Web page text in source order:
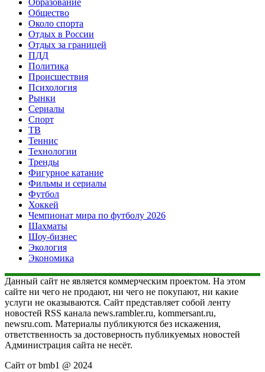
Общество
Около спорта
Отдых в России
Отдых за границей
ПДД
Политика
Происшествия
Психология
Рынки
Сериалы
Спорт
ТВ
Теннис
Технологии
Тренды
Фигурное катание
Фильмы и сериалы
Футбол
Хоккей
Чемпионат мира по футболу 2026
Шахматы
Шоу-бизнес
Экология
Экономика
Данный сайт не является коммерческим проектом. На этом
сайте ни чего не продают, ни чего не покупают, ни какие
услуги не оказываются. Сайт представляет собой ленту
новостей RSS канала news.rambler.ru, kommersant.ru,
newsru.com. Материалы публикуются без искажения,
ответственность за достоверность публикуемых новостей
Администрация сайта не несёт.
Сайт от bmb1 @ 2024